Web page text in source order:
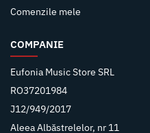
Comenzile mele
COMPANIE
Eufonia Music Store SRL
RO37201984
J12/949/2017
Aleea Albăstrelelor, nr 11